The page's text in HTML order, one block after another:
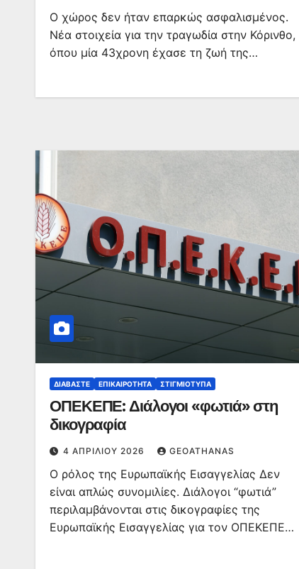
Ο χώρος δεν ήταν επαρκώς ασφαλισμένος.
Νέα στοιχεία για την τραγωδία στην Κόρινθο,
όπου μία 43χρονη έχασε τη ζωή της…
ΔΙΑΒΆΣΤΕ ΕΠΙΚΑΙΡΌΤΗΤΑ ΣΤΙΓΜΙΌΤΥΠΑ
ΟΠΕΚΕΠΕ: Διάλογοι «φωτιά» στη
δικογραφία
4 ΑΠΡΙΛΊΟΥ 2026 GEOATHANAS
Ο ρόλος της Ευρωπαϊκής Εισαγγελίας Δεν
είναι απλώς συνομιλίες. Διάλογοι “φωτιά”
περιλαμβάνονται στις δικογραφίες της
Ευρωπαϊκής Εισαγγελίας για τον ΟΠΕΚΕΠΕ…